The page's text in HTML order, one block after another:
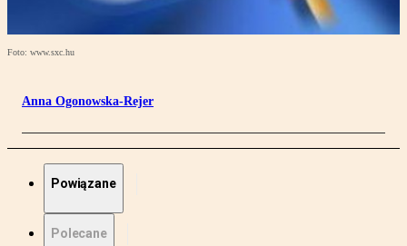
Foto: www.sxc.hu
Anna Ogonowska-Rejer
Powiązane
Polecane